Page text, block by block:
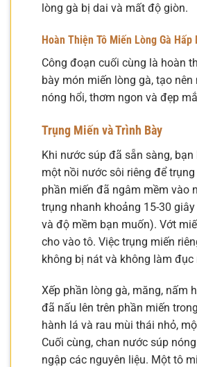
lòng gà bị dai và mất độ giòn.
Hoàn Thiện Tô Miến Lòng Gà Hấp
Công đoạn cuối cùng là hoàn
bày món miến lòng gà, tạo nên
nóng hổi, thơm ngon và đẹp
Trụng Miến và Trình Bày
Khi nước súp đã sẵn sàng, bạn
một nồi nước sôi riêng để trụng
phần miến đã ngâm mềm vào
trụng nhanh khoảng 15-30
và độ mềm bạn muốn). Vớt
cho vào tô. Việc trụng miến
không bị nát và không làm đục
Xếp phần lòng gà, măng, nấm
đã nấu lên trên phần miến
hành lá và rau mùi thái nhỏ,
Cuối cùng, chan nước súp
ngập các nguyên liệu. Một tô